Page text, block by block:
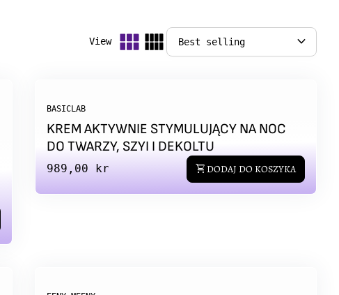
View expand_more
BASICLAB
KREM AKTYWNIE STYMULUJĄCY NA NOC
DO TWARZY, SZYI I DEKOLTU
Regular price
989,00 kr shopping_cart DODAJ DO KOSZYKA